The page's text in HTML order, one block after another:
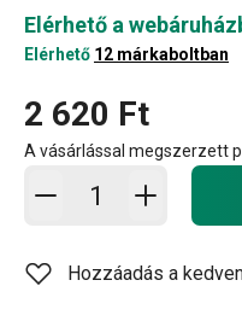
Elérhető a
Elérhető 12 márkaboltban
2 620 Ft
A vásárlással megszerzett
Kosárba - mennyiség
Hozzáadás a